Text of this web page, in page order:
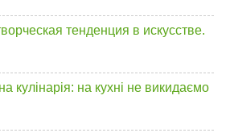
тенденция в искусстве.
кулінарія: на кухні не викидаємо